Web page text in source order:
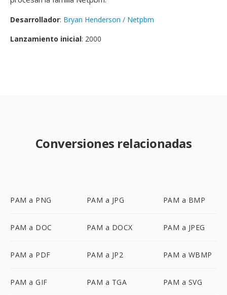
Desarrollador: Bryan Henderson / Netpbm
Lanzamiento inicial: 2000
Conversiones relacionadas
PAM a PNG PAM a JPG PAM a BMP
PAM a DOC PAM a DOCX PAM a JPEG
PAM a PDF PAM a JP2 PAM a WBMP
PAM a GIF PAM a TGA PAM a SVG